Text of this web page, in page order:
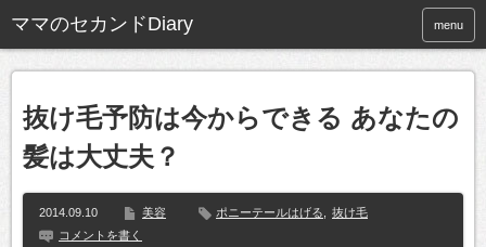
ママのセカンドDiary menu
抜け毛予防は今からできる あなたの
髪は大丈夫？
2014.09.10 美容 ポニーテールはげる
抜け毛
コメントを書く